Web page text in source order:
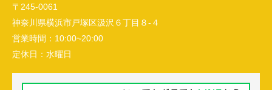
〒245-0061
神奈川県横浜市戸塚区汲沢６丁目８-４
営業時間： 10:00~20:00
定休日： 水曜日